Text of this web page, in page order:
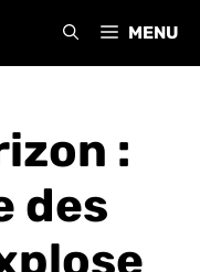
MENU
:
des